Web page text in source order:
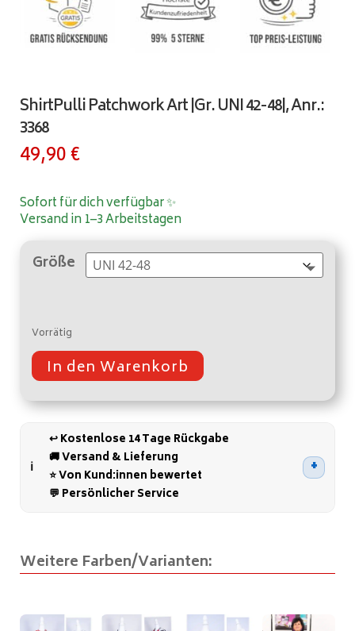
ShirtPulli Patchwork Art |Gr. UNI 42-48|, Anr.:
3368
49,90€
Sofort für dich verfügbar ✨
Versand in 1–3 Arbeitstagen
Größe
Vorrätig
In den Warenkorb
A
r
i
v
↩️ Kostenlose 14 Tage Rückgabe
🚚 Versand & Lieferung
⭐ Von Kund:innen bewertet
💬 Persönlicher Service
Weitere Farben/Varianten: